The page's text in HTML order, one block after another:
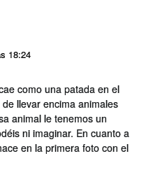
18:24
como una patada en el
llevar encima animales
animal le tenemos un
ni imaginar. En cuanto a
en la primera foto con el